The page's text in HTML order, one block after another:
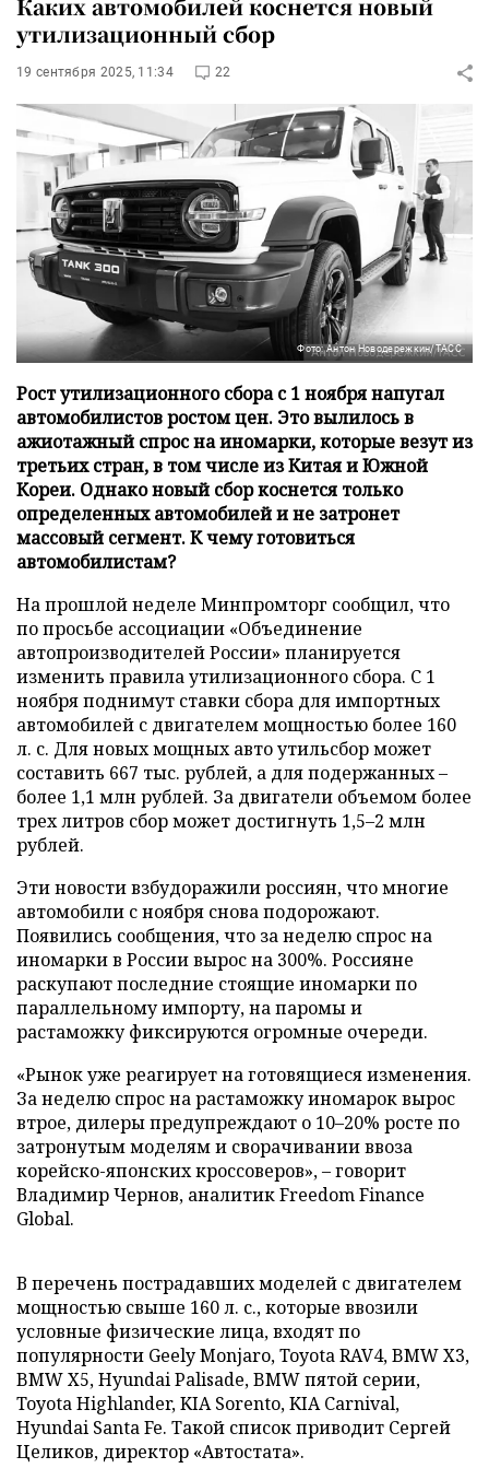
Каких автомобилей коснется новый
утилизационный сбор
19 сентября 2025, 11:34 22
Фото: Антон Новодережкин/ТАСС
Рост утилизационного сбора с 1 ноября напугал
автомобилистов ростом цен. Это вылилось в
ажиотажный спрос на иномарки, которые везут из
третьих стран, в том числе из Китая и Южной
Кореи. Однако новый сбор коснется только
определенных автомобилей и не затронет
массовый сегмент. К чему готовиться
автомобилистам?
На прошлой неделе Минпромторг сообщил, что
по просьбе ассоциации «Объединение
автопроизводителей России» планируется
изменить правила утилизационного сбора. С 1
ноября поднимут ставки сбора для импортных
автомобилей с двигателем мощностью более 160
л. с. Для новых мощных авто утильсбор может
составить 667 тыс. рублей, а для подержанных –
более 1,1 млн рублей. За двигатели объемом более
трех литров сбор может достигнуть 1,5–2 млн
рублей.
Эти новости взбудоражили россиян, что многие
автомобили с ноября снова подорожают.
Появились сообщения, что за неделю спрос на
иномарки в России вырос на 300%. Россияне
раскупают последние стоящие иномарки по
параллельному импорту, на паромы и
растаможку фиксируются огромные очереди.
«Рынок уже реагирует на готовящиеся изменения.
За неделю спрос на растаможку иномарок вырос
втрое, дилеры предупреждают о 10–20% росте по
затронутым моделям и сворачивании ввоза
корейско-японских кроссоверов», – говорит
Владимир Чернов, аналитик Freedom Finance
Global.
В перечень пострадавших моделей с двигателем
мощностью свыше 160 л. с., которые ввозили
условные физические лица, входят по
популярности Geely Monjaro, Toyota RAV4, BMW X3,
BMW X5, Hyundai Palisade, BMW пятой серии,
Toyota Highlander, KIA Sorento, KIA Carnival,
Hyundai Santa Fe. Такой список приводит Сергей
Целиков, директор «Автостата».